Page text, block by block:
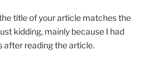
title of your article matches the
kidding, mainly because I had
after reading the article.